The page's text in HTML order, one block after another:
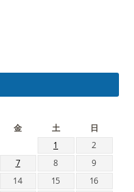
金 土
日
1
2
7 8
9
14 15
16